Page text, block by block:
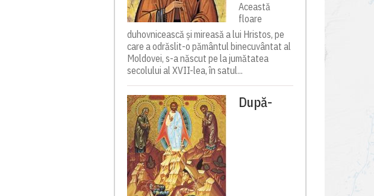
Această
floare
duhovnicească și mireasă a lui Hristos, pe
care a odrăslit-o pământul binecuvântat al
Moldovei, s-a născut pe la jumătatea
secolului al XVII-lea, în satul...
După-